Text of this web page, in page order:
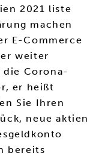
2021 liste
machen
E-Commerce
weiter
die Corona-
er heißt
Sie Ihren
neue aktien
bereits